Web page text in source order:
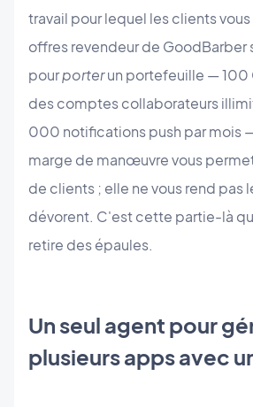
travail pour lequel les clients
offres revendeur de GoodBarber
pourporterun portefeuille — 100
des comptes collaborateurs
000 notifications push par mois
marge de manœuvre vous
de clients ; elle ne vous rend pas
dévorent. C'est cette partie-là
retire des épaules.
Un seul agent pour
plusieurs apps avec